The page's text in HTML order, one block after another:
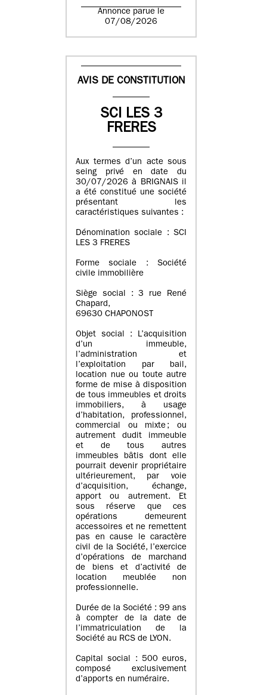
Annonce parue le
07/08/2026
AVIS DE CONSTITUTION
SCI LES 3
FRERES
Aux termes d’un acte sous
seing privé en date du
30/07/2026 à BRIGNAIS il
a été constitué une société
présentant les
caractéristiques suivantes :
Dénomination sociale : SCI
LES 3 FRERES
Forme sociale : Société
civile immobilière
Siège social : 3 rue René
Chapard,
69630 CHAPONOST
Objet social : L’acquisition
d’un immeuble,
l’administration et
l’exploitation par bail,
location nue ou toute autre
forme de mise à disposition
de tous immeubles et droits
immobiliers, à usage
d’habitation, professionnel,
commercial ou mixte ; ou
autrement dudit immeuble
et de tous autres
immeubles bâtis dont elle
pourrait devenir propriétaire
ultérieurement, par voie
d’acquisition, échange,
apport ou autrement. Et
sous réserve que ces
opérations demeurent
accessoires et ne remettent
pas en cause le caractère
civil de la Société, l’exercice
d’opérations de marchand
de biens et d’activité de
location meublée non
professionnelle.
Durée de la Société : 99 ans
à compter de la date de
l’immatriculation de la
Société au RCS de LYON.
Capital social : 500 euros,
composé exclusivement
d’apports en numéraire.